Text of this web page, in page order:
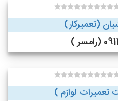
(تعمیرکار)
)
لوازم )